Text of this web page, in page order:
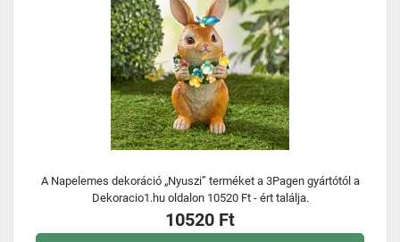
A Napelemes dekoráció „Nyuszi” terméket a 3Pagen gyártótól a
Dekoracio1.hu oldalon 10520 Ft - ért találja.
10520 Ft